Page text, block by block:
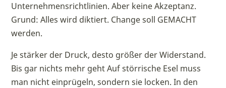
Unternehmensrichtlinien. Aber keine Akzeptanz.
Grund: Alles wird diktiert. Change soll GEMACHT
werden.
Je stärker der Druck, desto größer der Widerstand.
Bis gar nichts mehr geht Auf störrische Esel muss
man nicht einprügeln, sondern sie locken. In den